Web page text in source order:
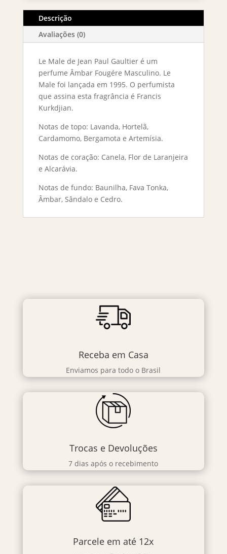
Descrição
Avaliações (0)
Le Male de Jean Paul Gaultier é um
perfume Âmbar Fougére Masculino. Le
Male foi lançada em 1995. O perfumista
que assina esta fragrância é Francis
Kurkdjian.
Notas de topo: Lavanda, Hortelã,
Cardamomo, Bergamota e Artemísia.
Notas de coração: Canela, Flor de Laranjeira
e Alcarávia.
Notas de fundo: Baunilha, Fava Tonka,
Âmbar, Sândalo e Cedro.
Receba em Casa
Enviamos para todo o Brasil
Trocas e Devoluções
7 dias após o recebimento
Parcele em até 12x